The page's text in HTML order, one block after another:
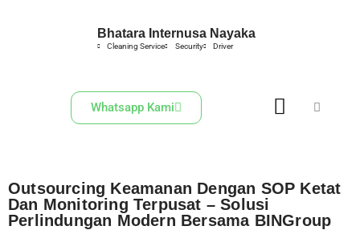
Bhatara Internusa Nayaka
Cleaning Service Security Driver
Whatsapp Kami
Outsourcing Keamanan Dengan SOP Ketat
Dan Monitoring Terpusat – Solusi
Perlindungan Modern Bersama BINGroup